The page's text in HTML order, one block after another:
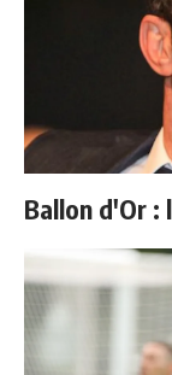
Ballon d'Or :